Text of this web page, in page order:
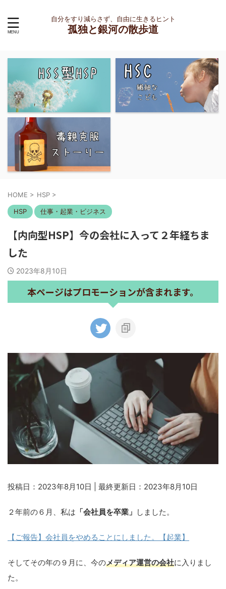
自分をすり減らさず、自由に生きるヒント
孤独と銀河の散歩道
HOME > HSP >
HSP 仕事・起業・ビジネス
【内向型HSP】今の会社に入って２年経ちま
した
2023年8月10日
本ページはプロモーションが含まれます。
投稿日：2023年8月10日 | 最終更新日：2023年8月10日
２年前の６月、私は 「会社員を卒業」 しました。
【ご報告】会社員をやめることにしました。【起業】
そしてその年の９月に、今のメディア運営の会社に入りまし
た。